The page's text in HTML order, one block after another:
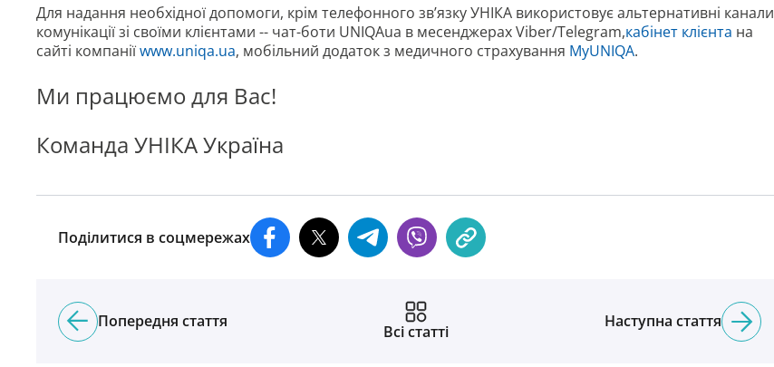
Для надання необхідної допомоги, крім телефонного зв’язку УНІКА використовує альтернативні канали
комунікації зі своїми клієнтами -- чат-боти UNIQAua в месенджерах Viber/Telegram,кабінет клієнта на
сайті компаніїwww.uniqa.ua, мобільний додаток з медичного страхування MyUNIQA.
Ми працюємо для Вас!
Команда УНІКА Україна
Поділитися в соцмережах
Попередня стаття
Всі статті
Наступна стаття